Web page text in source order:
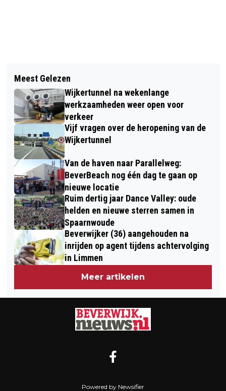
BROMFIETSER GEWOND BIJ
AANRIJDING OP HOEK ARENDSWEG
BEVERWIJK
GROTE BRAND BIJ FIETSENWINKEL IN
IJMUIDEN
Meest Gelezen
Wijkertunnel na wekenlange
werkzaamheden weer open voor
verkeer
Vijf vragen over de heropening van de
Wijkertunnel
Van de haven naar Parallelweg:
BeverBeach nog één dag te gaan op
nieuwe locatie
Ruim dertig jaar Dance Valley: oude
helden en nieuwe sterren samen in
Spaarnwoude
Beverwijker (36) aangehouden na
inrijden op agent tijdens achtervolging
in Limmen
Meer artikelen
Powered by Newsifier